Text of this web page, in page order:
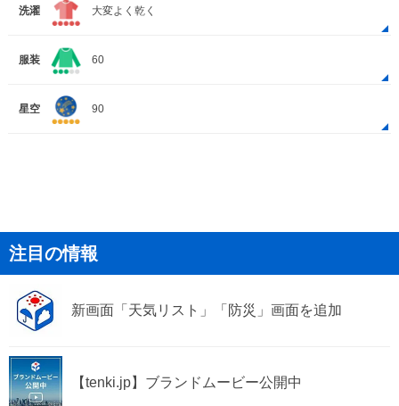
洗濯 大変よく乾く
服装 60
星空 90
注目の情報
新画面「天気リスト」「防災」画面を追加
【tenki.jp】ブランドムービー公開中